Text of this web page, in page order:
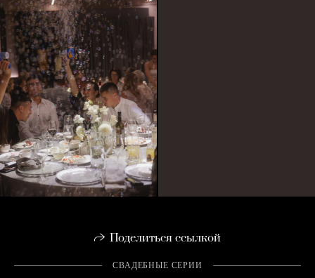
Поделиться ссылкой
СВАДЕБНЫЕ СЕРИИ